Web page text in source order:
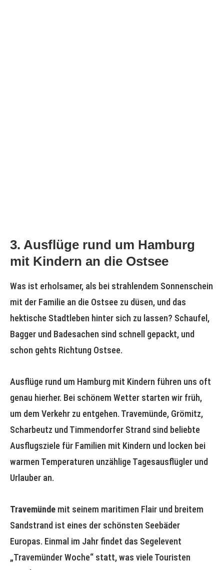
3. Ausflüge rund um Hamburg
mit Kindern an die Ostsee
Was ist erholsamer, als bei strahlendem Sonnenschein
mit der Familie an die Ostsee zu düsen, und das
hektische Stadtleben hinter sich zu lassen? Schaufel,
Bagger und Badesachen sind schnell gepackt, und
schon gehts Richtung Ostsee.
Ausflüge rund um Hamburg mit Kindern führen uns oft
genau hierher. Bei schönem Wetter starten wir früh,
um dem Verkehr zu entgehen. Travemünde, Grömitz,
Scharbeutz und Timmendorfer Strand sind beliebte
Ausflugsziele für Familien mit Kindern und locken bei
warmen Temperaturen unzählige Tagesausflügler und
Urlauber an.
Travemünde mit seinem maritimen Flair und breitem
Sandstrand ist eines der schönsten Seebäder
Europas. Einmal im Jahr findet das Segelevent
„Travemünder Woche“ statt, was viele Touristen